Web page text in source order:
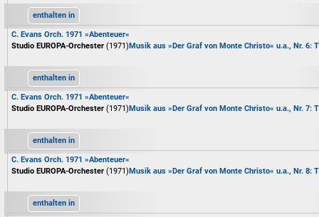
enthalten in
C. Evans Orch. 1971 »Abenteuer«
Studio EUROPA-Orchester (1971)Musik aus »Der Graf von Monte Christo« u.a., Nr. 6:
enthalten in
C. Evans Orch. 1971 »Abenteuer«
Studio EUROPA-Orchester (1971)Musik aus »Der Graf von Monte Christo« u.a., Nr. 7:
enthalten in
C. Evans Orch. 1971 »Abenteuer«
Studio EUROPA-Orchester (1971)Musik aus »Der Graf von Monte Christo« u.a., Nr. 8:
enthalten in